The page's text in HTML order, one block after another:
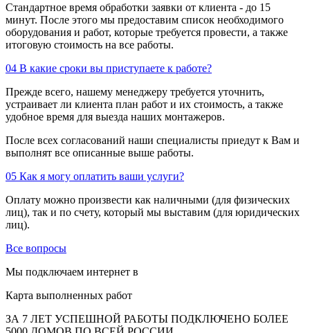
Стандартное время обработки заявки от клиента - до 15
минут. После этого мы предоставим список необходимого
оборудования и работ, которые требуется провести, а также
итоговую стоимость на все работы.
04 В какие сроки вы приступаете к работе?
Прежде всего, нашему менеджеру требуется уточнить,
устраивает ли клиента план работ и их стоимость, а также
удобное время для выезда наших монтажеров.
После всех согласований наши специалисты приедут к Вам и
выполнят все описанные выше работы.
05 Как я могу оплатить ваши услуги?
Оплату можно произвести как наличными (для физических
лиц), так и по счету, который мы выставим (для юридических
лиц).
Все вопросы
Мы подключаем интернет в
Карта выполненных работ
ЗА 7 ЛЕТ УСПЕШНОЙ РАБОТЫ ПОДКЛЮЧЕНО БОЛЕЕ